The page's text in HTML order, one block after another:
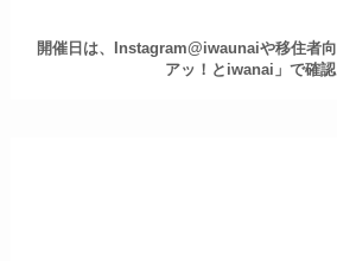
開催日は、Instagram@iwaunaiや移住者
アッ！とiwanai」で確認